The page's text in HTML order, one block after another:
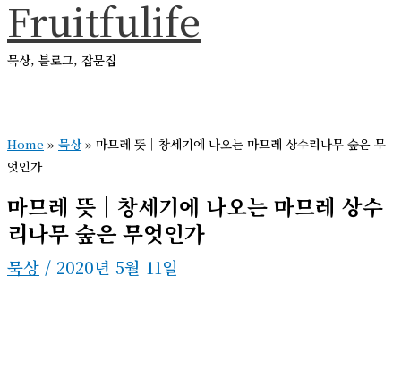
콘
텐
츠
너
뛰
기
Fruitfulife
묵상, 블로그, 잡문집
메
뉴
Home » 묵상 » 마므레 뜻｜창세기에 나오는 마므레 상수리나무 숲은 무
엇인가
마므레 뜻｜창세기에 나오는 마므레 상수
리나무 숲은 무엇인가
묵상 / 2020년 5월 11일